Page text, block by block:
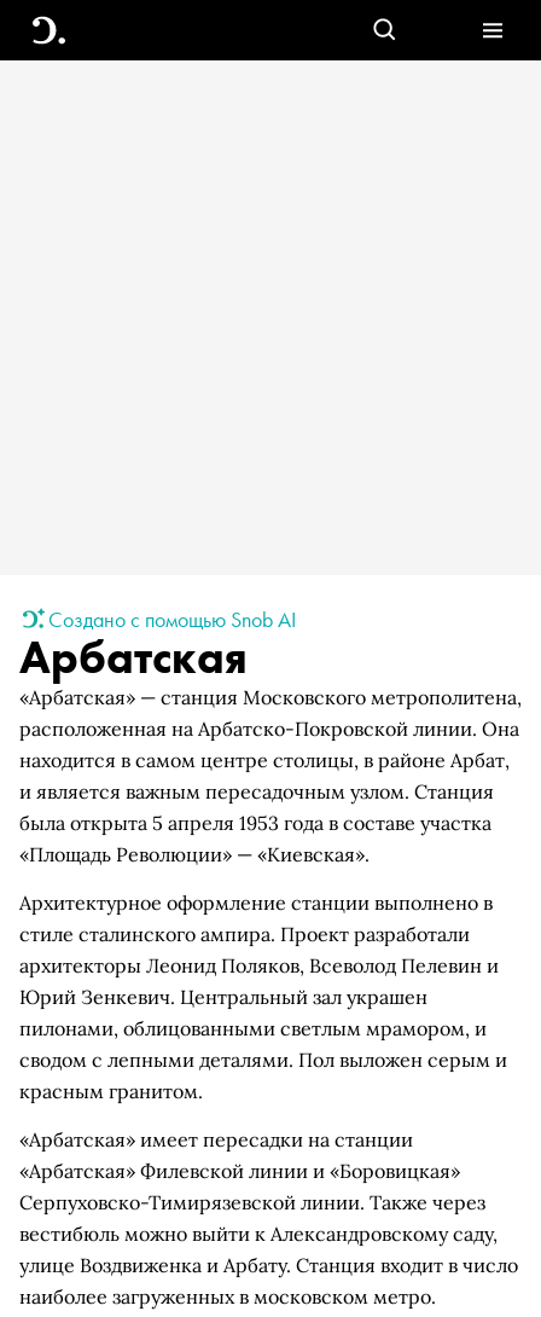
Создано с помощью Snob AI
Арбатская
«Арбатская» — станция Московского метрополитена,
расположенная на Арбатско-Покровской линии. Она
находится в самом центре столицы, в районе Арбат,
и является важным пересадочным узлом. Станция
была открыта 5 апреля 1953 года в составе участка
«Площадь Революции» — «Киевская».
Архитектурное оформление станции выполнено в
стиле сталинского ампира. Проект разработали
архитекторы Леонид Поляков, Всеволод Пелевин и
Юрий Зенкевич. Центральный зал украшен
пилонами, облицованными светлым мрамором, и
сводом с лепными деталями. Пол выложен серым и
красным гранитом.
«Арбатская» имеет пересадки на станции
«Арбатская» Филевской линии и «Боровицкая»
Серпуховско-Тимирязевской линии. Также через
вестибюль можно выйти к Александровскому саду,
улице Воздвиженка и Арбату. Станция входит в число
наиболее загруженных в московском метро.